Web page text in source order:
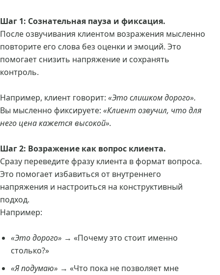
Шаг 1: Сознательная пауза и фиксация.
После озвучивания клиентом возражения мысленно
повторите его слова без оценки и эмоций. Это
помогает снизить напряжение и сохранять
контроль.
Например, клиент говорит: «Это слишком дорого».
Вы мысленно фиксируете: «Клиент озвучил, что для
него цена кажется высокой».
Шаг 2: Возражение как вопрос клиента.
Сразу переведите фразу клиента в формат вопроса.
Это помогает избавиться от внутреннего
напряжения и настроиться на конструктивный
подход.
Например:
«Это дорого» → «Почему это стоит именно
столько?»
«Я подумаю» → «Что пока не позволяет мне